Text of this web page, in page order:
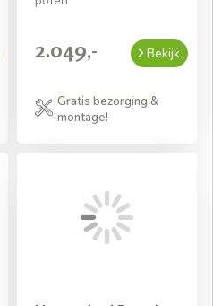
2.049,- Bekijk
Gratis bezorging &
montage!